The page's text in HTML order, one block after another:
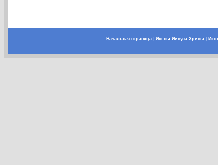
Начальная страница| Иконы Иисуса Христа|